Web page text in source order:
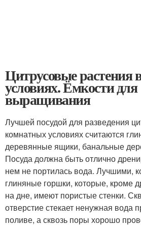
Цитрусовые растения
условиях. Ёмкости для
выращивания
Лучшей посудой для разведения
комнатных условиях считаются
деревянные ящики, банальные
Посуда должна быть отлично
нем не портилась вода. Лучшими,
глиняные горшки, которые, кроме
на дне, имеют пористые стенки.
отверстие стекает ненужная вода
поливе, а сквозь поры хорошо